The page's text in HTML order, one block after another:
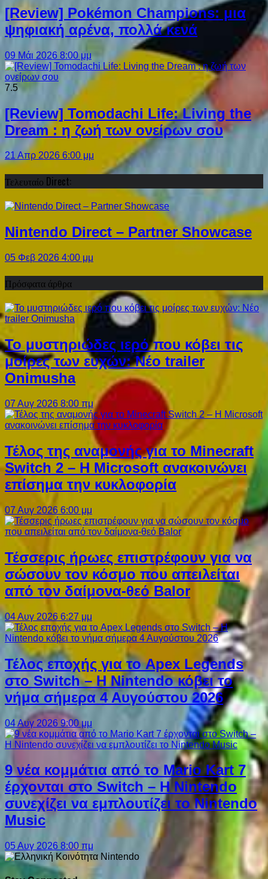
[Review] Pokémon Champions: μια
ψηφιακή αρένα, πολλά κενά
09 Μάι 2026 8:00 μμ
7.5
[Review] Tomodachi Life: Living the
Dream : η ζωή των ονείρων σου
21 Απρ 2026 6:00 μμ
Τελευταίο Direct:
Nintendo Direct – Partner Showcase
05 Φεβ 2026 4:00 μμ
Πρόσφατα άρθρα
Το μυστηριώδες ιερό που κόβει τις
μοίρες των ευχών: Νέο trailer
Onimusha
07 Αυγ 2026 8:00 πμ
Τέλος της αναμονής για το Minecraft
Switch 2 – Η Microsoft ανακοινώνει
επίσημα την κυκλοφορία
07 Αυγ 2026 6:00 μμ
Τέσσερις ήρωες επιστρέφουν για να
σώσουν τον κόσμο που απειλείται
από τον δαίμονα-θεό Balor
04 Αυγ 2026 6:27 μμ
Τέλος εποχής για το Apex Legends
στο Switch – Η Nintendo κόβει το
νήμα σήμερα 4 Αυγούστου 2026
04 Αυγ 2026 9:00 μμ
9 νέα κομμάτια από το Mario Kart 7
έρχονται στο Switch – Η Nintendo
συνεχίζει να εμπλουτίζει το Nintendo
Music
05 Αυγ 2026 8:00 πμ